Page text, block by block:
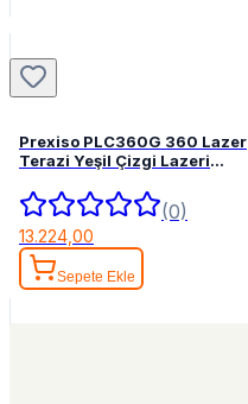
Prexiso PLC360G 360 Lazer
Terazi Yeşil Çizgi Lazeri
(0)
13.224,00
Sepete Ekle